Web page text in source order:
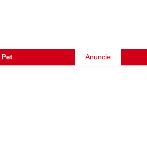
Pet Anuncie